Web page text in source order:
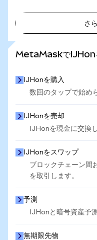
さ
MetaMaskでIJHon
IJHonを購入
数回のタップで始め
IJHonを売却
IJHonを現金に交換
IJHonをスワップ
ブロックチェーン間
を取引します。
予測
IJHonと暗号資産予
無期限先物